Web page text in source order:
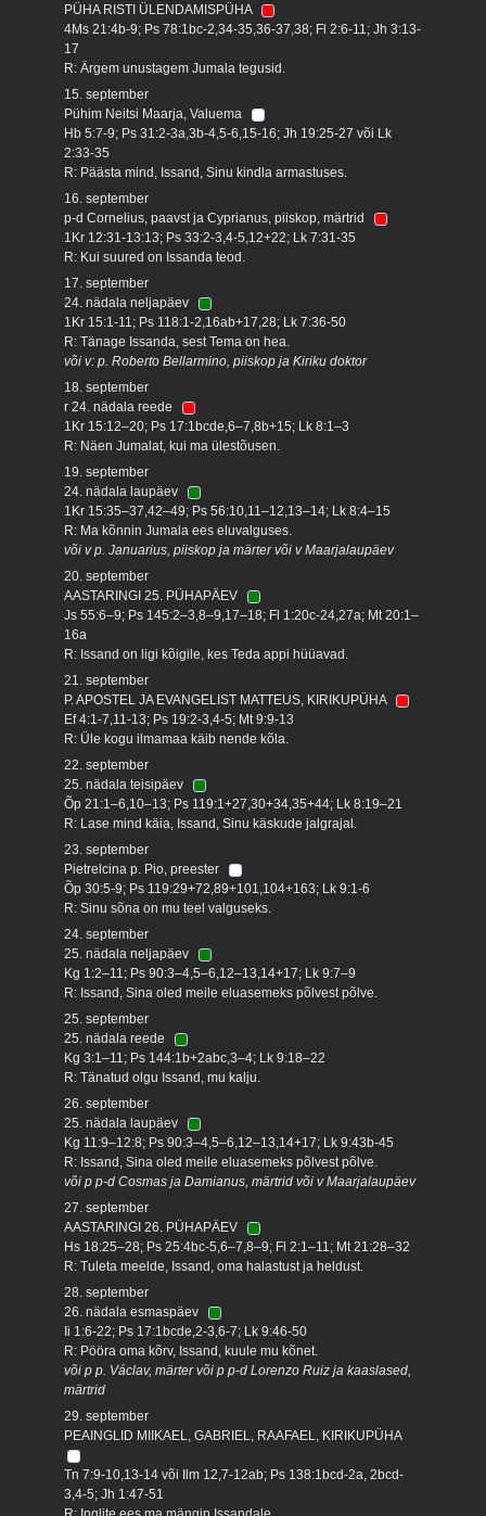
PÜHA RISTI ÜLENDAMISPÜHA
4Ms 21:4b-9; Ps 78:1bc-2,34-35,36-37,38; Fl 2:6-11; Jh 3:13-
17
R: Ärgem unustagem Jumala tegusid.
15. september
Pühim Neitsi Maarja, Valuema
Hb 5:7-9; Ps 31:2-3a,3b-4,5-6,15-16; Jh 19:25-27 või Lk
2:33-35
R: Päästa mind, Issand, Sinu kindla armastuses.
16. september
p-d Cornelius, paavst ja Cyprianus, piiskop, märtrid
1Kr 12:31-13:13; Ps 33:2-3,4-5,12+22; Lk 7:31-35
R: Kui suured on Issanda teod.
17. september
24. nädala neljapäev
1Kr 15:1-11; Ps 118:1-2,16ab+17,28; Lk 7:36-50
R: Tänage Issanda, sest Tema on hea.
või v: p. Roberto Bellarmino, piiskop ja Kiriku doktor
18. september
r 24. nädala reede
1Kr 15:12–20; Ps 17:1bcde,6–7,8b+15; Lk 8:1–3
R: Näen Jumalat, kui ma ülestõusen.
19. september
24. nädala laupäev
1Kr 15:35–37,42–49; Ps 56:10,11–12,13–14; Lk 8:4–15
R: Ma kõnnin Jumala ees eluvalguses.
või v p. Januarius, piiskop ja märter või v Maarjalaupäev
20. september
AASTARINGI 25. PÜHAPÄEV
Js 55:6–9; Ps 145:2–3,8–9,17–18; Fl 1:20c-24,27a; Mt 20:1–
16a
R: Issand on ligi kõigile, kes Teda appi hüüavad.
21. september
P. APOSTEL JA EVANGELIST MATTEUS, KIRIKUPÜHA
Ef 4:1-7,11-13; Ps 19:2-3,4-5; Mt 9:9-13
R: Üle kogu ilmamaa käib nende kõla.
22. september
25. nädala teisipäev
Õp 21:1–6,10–13; Ps 119:1+27,30+34,35+44; Lk 8:19–21
R: Lase mind käia, Issand, Sinu käskude jalgrajal.
23. september
Pietrelcina p. Pio, preester
Õp 30:5-9; Ps 119:29+72,89+101,104+163; Lk 9:1-6
R: Sinu sõna on mu teel valguseks.
24. september
25. nädala neljapäev
Kg 1:2–11; Ps 90:3–4,5–6,12–13,14+17; Lk 9:7–9
R: Issand, Sina oled meile eluasemeks põlvest põlve.
25. september
25. nädala reede
Kg 3:1–11; Ps 144:1b+2abc,3–4; Lk 9:18–22
R: Tänatud olgu Issand, mu kalju.
26. september
25. nädala laupäev
Kg 11:9–12:8; Ps 90:3–4,5–6,12–13,14+17; Lk 9:43b-45
R: Issand, Sina oled meile eluasemeks põlvest põlve.
või p p-d Cosmas ja Damianus, märtrid või v Maarjalaupäev
27. september
AASTARINGI 26. PÜHAPÄEV
Hs 18:25–28; Ps 25:4bc-5,6–7,8–9; Fl 2:1–11; Mt 21:28–32
R: Tuleta meelde, Issand, oma halastust ja heldust.
28. september
26. nädala esmaspäev
Ii 1:6-22; Ps 17:1bcde,2-3,6-7; Lk 9:46-50
R: Pööra oma kõrv, Issand, kuule mu kõnet.
või p p. Václav, märter või p p-d Lorenzo Ruiz ja kaaslased,
märtrid
29. september
PEAINGLID MIIKAEL, GABRIEL, RAAFAEL, KIRIKUPÜHA
Tn 7:9-10,13-14 või Ilm 12,7-12ab; Ps 138:1bcd-2a, 2bcd-
3,4-5; Jh 1:47-51